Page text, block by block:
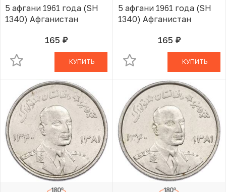
5 афгани 1961 года (SH
1340) Афганистан
165 руб.В КОРЗИНЕ
КУПИТЬ
5 афгани 1961 года (SH
1340) Афганистан
165 руб.В КОРЗИНЕ
КУПИТЬ